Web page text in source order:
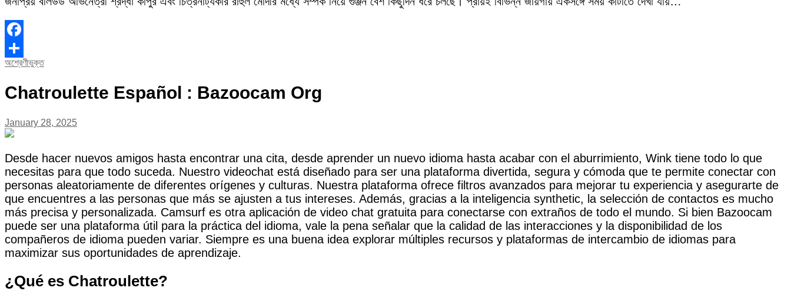
Facebook
Share
অশ্রেণীভুক্ত
Chatroulette Español : Bazoocam Org
January 28, 2025
Desde hacer nuevos amigos hasta encontrar una cita, desde aprender un nuevo idioma hasta acabar con el aburrimiento, Wink tiene todo lo que
necesitas para que todo suceda. Nuestro videochat está diseñado para ser una plataforma divertida, segura y cómoda que te permite conectar con
personas aleatoriamente de diferentes orígenes y culturas. Nuestra plataforma ofrece filtros avanzados para mejorar tu experiencia y asegurarte de
que encuentres a las personas que más se ajusten a tus intereses. Además, gracias a la inteligencia synthetic, la selección de contactos es mucho
más precisa y personalizada. Camsurf es otra aplicación de video chat gratuita para conectarse con extraños de todo el mundo. Si bien Bazoocam
puede ser una plataforma útil para la práctica del idioma, vale la pena señalar que la calidad de las interacciones y la disponibilidad de los
compañeros de idioma pueden variar. Siempre es una buena idea explorar múltiples recursos y plataformas de intercambio de idiomas para
maximizar sus oportunidades de aprendizaje.
¿Qué es Chatroulette?